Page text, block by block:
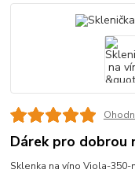
Dárek pro dobrou
Sklenka na víno Viola-